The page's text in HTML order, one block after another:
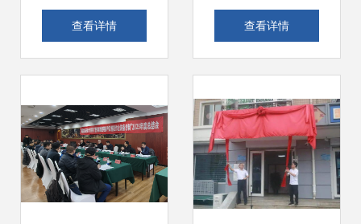
询
查看详情
深度解析 从青少年
站式解决方案
查看详情